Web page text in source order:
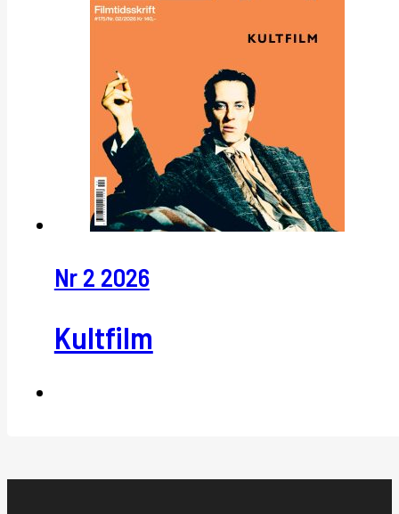
Nr 2 2026
Kultfilm